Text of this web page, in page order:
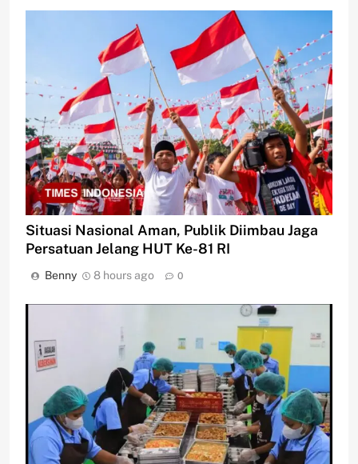
Situasi Nasional Aman, Publik Diimbau Jaga
Persatuan Jelang HUT Ke-81 RI
Benny 8 hours ago 0